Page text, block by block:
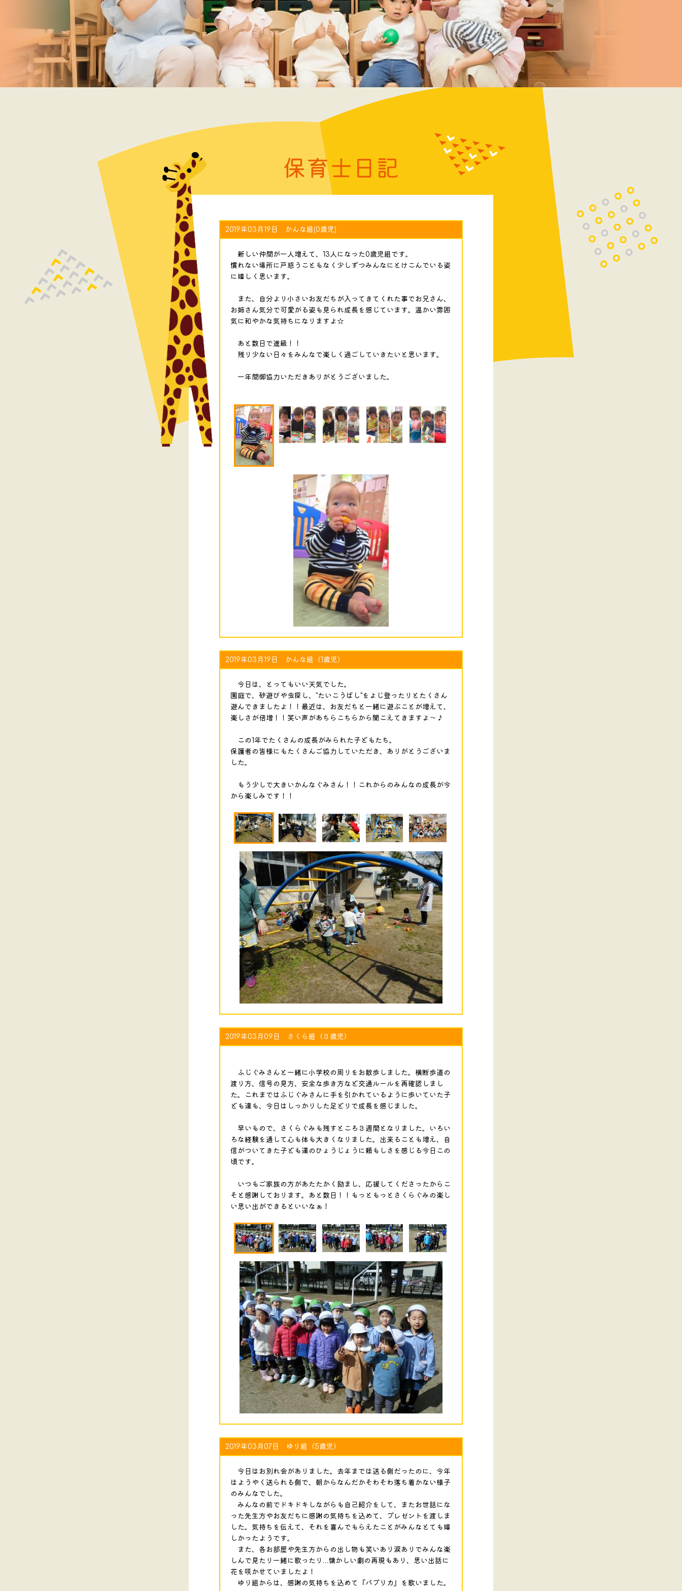
保育士日記
2019年03月19日 かんな組(0歳児)
新しい仲間が一人増えて、13人になった0歳児組です。
慣れない場所に戸惑うこともなく少しずつみんなにとけこんでいる姿
に嬉しく思います。
また、自分より小さいお友だちが入ってきてくれた事でお兄さん、
お姉さん気分で可愛がる姿も見られ成長を感じています。温かい雰囲
気に和やかな気持ちになりますよ☆
あと数日で進級！！
残り少ない日々をみんなで楽しく過ごしていきたいと思います。
一年間御協力いただきありがとうございました。
2019年03月19日 かんな組（1歳児）
今日は、とってもいい天気でした。
園庭で、砂遊びや虫探し、”たいこうばし”をよじ登ったりとたくさん
遊んできましたよ！！最近は、お友だちと一緒に遊ぶことが増えて、
楽しさが倍増！！笑い声があちらこちらから聞こえてきますよ～♪
この1年でたくさんの成長がみられた子どもたち。
保護者の皆様にもたくさんご協力していただき、ありがとうございま
した。
もう少しで大きいかんなぐみさん！！これからのみんなの成長が今
から楽しみです！！
2019年03月09日 さくら組（３歳児）
ふじぐみさんと一緒に小学校の周りをお散歩しました。横断歩道の
渡り方、信号の見方、安全な歩き方など交通ルールを再確認しまし
た。これまではふじぐみさんに手を引かれているように歩いていた子
ども達も、今日はしっかりした足どりで成長を感じました。
早いもので、さくらぐみも残すところ３週間となりました。いろい
ろな経験を通して心も体も大きくなりました。出来ることも増え、自
信がついてきた子ども達のひょうじょうに頼もしさを感じる今日この
頃です。
いつもご家族の方があたたかく励まし、応援してくださったからこ
そと感謝しております。あと数日！！もっともっとさくらぐみの楽し
い思い出ができるといいなぁ！
2019年03月07日 ゆり組（5歳児）
今日はお別れ会がありました。去年までは送る側だったのに、今年
はようやく送られる側で、朝からなんだかそわそわ落ち着かない様子
のみんなでした。
みんなの前でドキドキしながらも自己紹介をして、またお世話にな
った先生方やお友だちに感謝の気持ちを込めて、プレゼントを渡しま
した。気持ちを伝えて、それを喜んでもらえたことがみんなとても嬉
しかったようです。
また、各お部屋や先生方からの出し物も笑いあり涙ありでみんな楽
しんで見たり一緒に歌ったり…懐かしい劇の再現もあり、思い出話に
花を咲かせていましたよ！
ゆり組からは、感謝の気持ちを込めて『パプリカ』を歌いました。